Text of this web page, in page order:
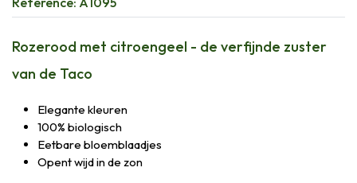
Rozerood met citroengeel - de verfijnde zuster
van de Taco
Elegante kleuren
100% biologisch
Eetbare bloemblaadjes
Opent wijd in de zon